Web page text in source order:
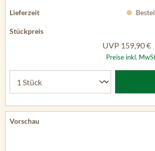
UVP 159,90 €
Preise inkl.